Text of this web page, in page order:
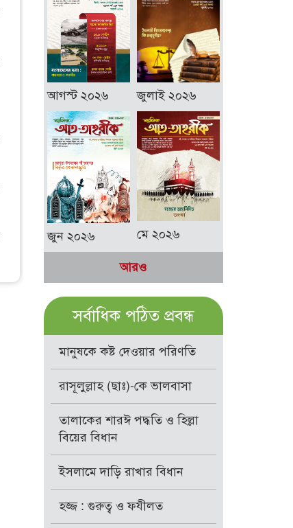
আগস্ট ২০২৬ জুলাই ২০২৬
জুন ২০২৬ মে ২০২৬
আরও
সর্বাধিক পঠিত প্রবন্ধ
মানুষকে কষ্ট দেওয়ার পরিণতি
রাসূলুল্লাহ (ছাঃ)-কে ভালবাসা
তালাকের শারঈ পদ্ধতি ও হিল্লা
বিয়ের বিধান
ইসলামে দাড়ি রাখার বিধান
হজ্জ : গুরুত্ব ও ফযীলত